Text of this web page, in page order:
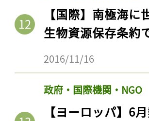
【国際】南極海
生物資源保存条約
2016/11/16
政府・国際機関・NGO
【ヨーロッパ】6